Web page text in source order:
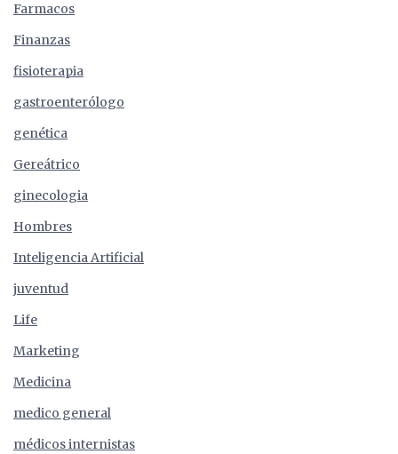
Farmacos
Finanzas
fisioterapia
gastroenterólogo
genética
Gereátrico
ginecologia
Hombres
Inteligencia Artificial
juventud
Life
Marketing
Medicina
medico general
médicos internistas